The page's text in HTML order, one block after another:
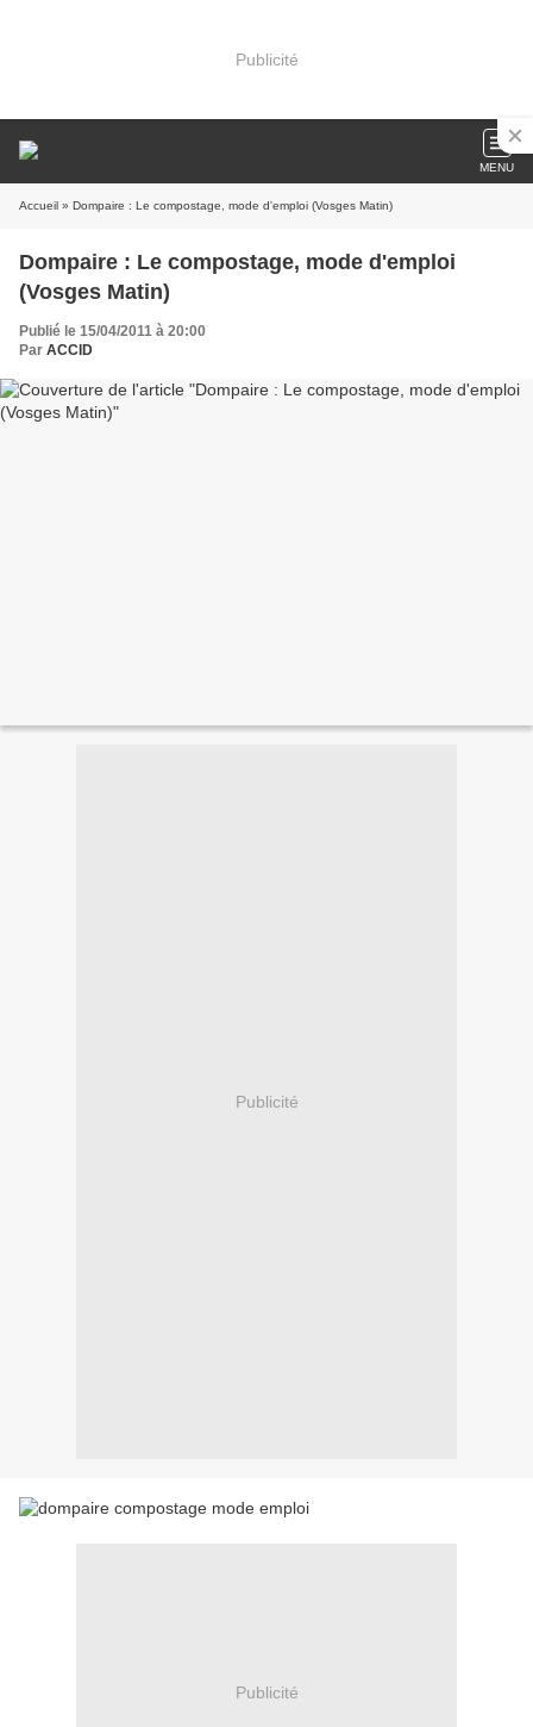
Publicité
MENU
Accueil » Dompaire : Le compostage, mode d'emploi (Vosges Matin)
Dompaire : Le compostage, mode d'emploi
(Vosges Matin)
Publié le 15/04/2011 à 20:00
Par ACCID
Publicité
Publicité